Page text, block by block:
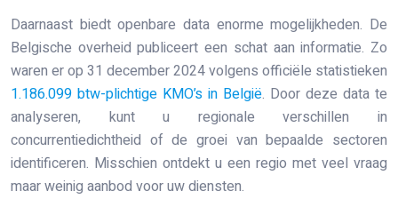
Daarnaast biedt openbare data enorme mogelijkheden. De
Belgische overheid publiceert een schat aan informatie. Zo
waren er op 31 december 2024 volgens officiële statistieken
1.186.099 btw-plichtige KMO’s in België. Door deze data te
analyseren, kunt u regionale verschillen in
concurrentiedichtheid of de groei van bepaalde sectoren
identificeren. Misschien ontdekt u een regio met veel vraag
maar weinig aanbod voor uw diensten.